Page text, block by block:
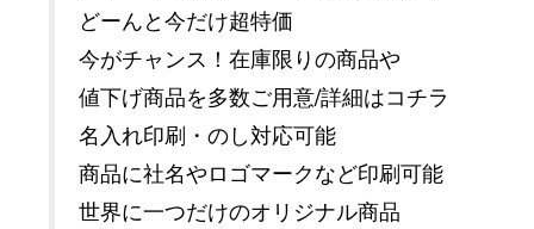
どーんと今だけ超特価
今がチャンス！在庫限りの商品や
値下げ商品を多数ご用意/詳細はコチラ
名入れ印刷・のし対応可能
商品に社名やロゴマークなど印刷可能
世界に一つだけのオリジナル商品